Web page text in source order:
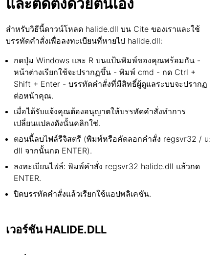
สำหรับวิธีนี้ดาวน์โหลด halide.dll บน Cite ของเราและใช้
บรรทัดคำสั่งเพื่อลงทะเบียนที่หายไป halide.dll:
กดปุ่ม Windows และ R บนแป้นพิมพ์ของคุณพร้อมกัน -
หน้าต่างเรียกใช้จะปรากฏขึ้น - พิมพ์ cmd - กด Ctrl +
Shift + Enter - บรรทัดคำสั่งที่มีสิทธิ์ผู้ดูแลระบบจะปรากฏ
ต่อหน้าคุณ.
เมื่อได้รับแจ้งคุณต้องอนุญาตให้บรรทัดคำสั่งทำการ
เปลี่ยนแปลงดังนั้นคลิกใช่.
ตอนนี้ลบไฟล์รีจิสตรี (พิมพ์หรือคัดลอกคำสั่ง regsvr32 / u:
dll จากนั้นกด ENTER).
ลงทะเบียนไฟล์: พิมพ์คำสั่ง regsvr32 halide.dll แล้วกด
ENTER.
ปิดบรรทัดคำสั่งแล้วเรียกใช้แอปพลิเคชัน.
เวอร์ชัน HALIDE.DLL